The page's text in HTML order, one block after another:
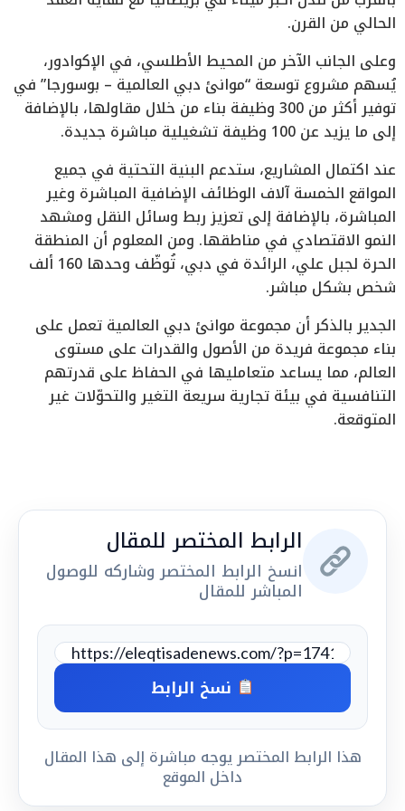
الحالي من القرن.
وعلى الجانب الآخر من المحيط الأطلسي، في الإكوادور،
يُسهم مشروع توسعة “موانئ دبي العالمية – بوسورجا” في
توفير أكثر من 300 وظيفة بناء من خلال مقاولها، بالإضافة
إلى ما يزيد عن 100 وظيفة تشغيلية مباشرة جديدة.
عند اكتمال المشاريع، ستدعم البنية التحتية في جميع
المواقع الخمسة آلاف الوظائف الإضافية المباشرة وغير
المباشرة، بالإضافة إلى تعزيز ربط وسائل النقل ومشهد
النمو الاقتصادي في مناطقها. ومن المعلوم أن المنطقة
الحرة لجبل علي، الرائدة في دبي، تُوظّف وحدها 160 ألف
شخص بشكل مباشر.
الجدير بالذكر أن مجموعة موانئ دبي العالمية تعمل على
بناء مجموعة فريدة من الأصول والقدرات على مستوى
العالم، مما يساعد متعامليها في الحفاظ على قدرتهم
التنافسية في بيئة تجارية سريعة التغير والتحوّلات غير
المتوقعة.
الرابط المختصر للمقال
انسخ الرابط المختصر وشاركه للوصول
المباشر للمقال
نسخ الرابط
هذا الرابط المختصر يوجه مباشرة إلى هذا المقال
داخل الموقع